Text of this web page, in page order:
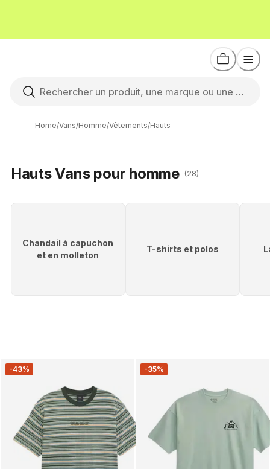
Home/Vans/Homme/Vêtements/Hauts
Hauts Vans pour homme (28)
Chandail à capuchon
et en molleton
T-shirts et polos
-43% -35%